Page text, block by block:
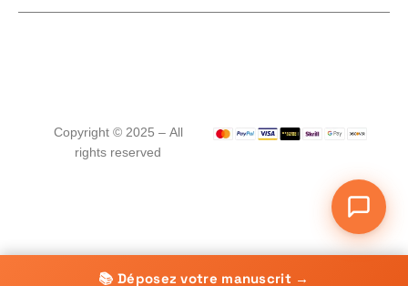
Copyright © 2025 – All
rights reserved
📚 Déposez votre manuscrit →